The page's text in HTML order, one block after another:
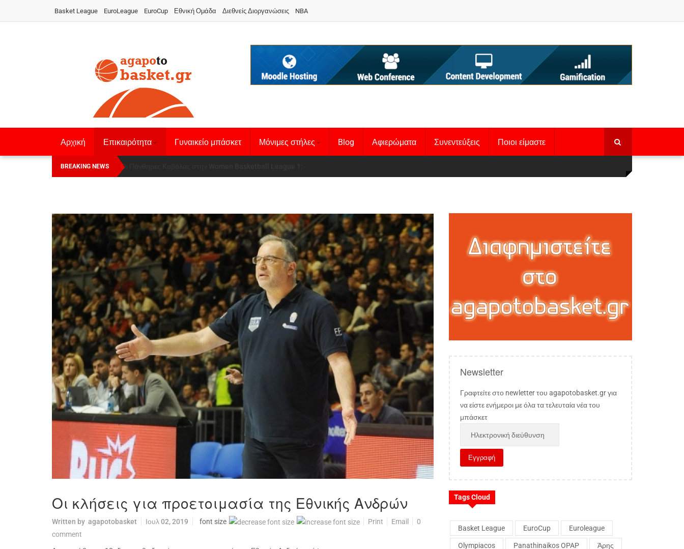
Basket League EuroLeague EuroCup Εθνική Ομάδα Διεθνείς Διοργανώσεις NBA
Αρχική Επικαιρότητα Γυναικείο μπάσκετ Μόνιμες στήλες Blog Αφιερώματα Συνεντεύξεις Ποιοι είμαστε
BREAKING NEWS Οι Πάνθηρες Καβάλας στην Women Basketball League 1
Οι κλήσεις για προετοιμασία της Εθνικής Ανδρών
Written by agapotobasket Ιουλ 02, 2019 font size Print Email
0
comment
Newsletter
Γραφτείτε στο newletter του agapotobasket.gr για
να είστε ενήμεροι με όλα τα τελευταία νέα του
μπάσκετ
Tags Cloud
Basket League EuroCup Euroleague
Olympiacos Panathinaikos OPAP Άρης